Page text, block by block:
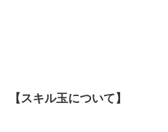
【スキル玉について】